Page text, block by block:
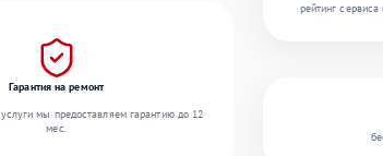
Гарантия на ремонт
мы предоставляем гарантию до 12
мес.
рейтинг